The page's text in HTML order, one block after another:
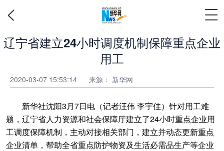
辽宁省建立24小时调度机制保障重点企业
用工
2020-03-07 15:53:14 来源： 新华网
新华社沈阳3月7日电（记者汪伟 李宇佳）针对用工难
题，辽宁省人力资源和社会保障厅建立了24小时重点企业用
工调度保障机制，主动对接相关部门，建立并动态更新重点
企业清单，帮助全省重点防护物资及生活必需品生产等企业